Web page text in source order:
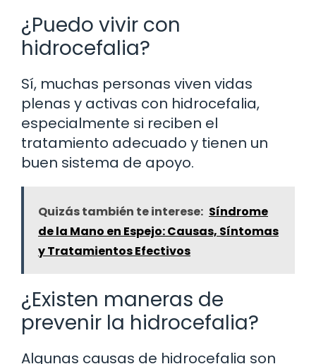
¿Puedo vivir con
hidrocefalia?
Sí, muchas personas viven vidas
plenas y activas con hidrocefalia,
especialmente si reciben el
tratamiento adecuado y tienen un
buen sistema de apoyo.
Quizás también te interese: Síndrome
de la Mano en Espejo: Causas, Síntomas
y Tratamientos Efectivos
¿Existen maneras de
prevenir la hidrocefalia?
Algunas causas de hidrocefalia son